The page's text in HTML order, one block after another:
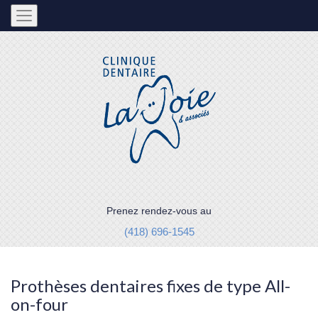
Prenez rendez-vous au
(418) 696-1545
Prothèses dentaires fixes de type All-
on-four